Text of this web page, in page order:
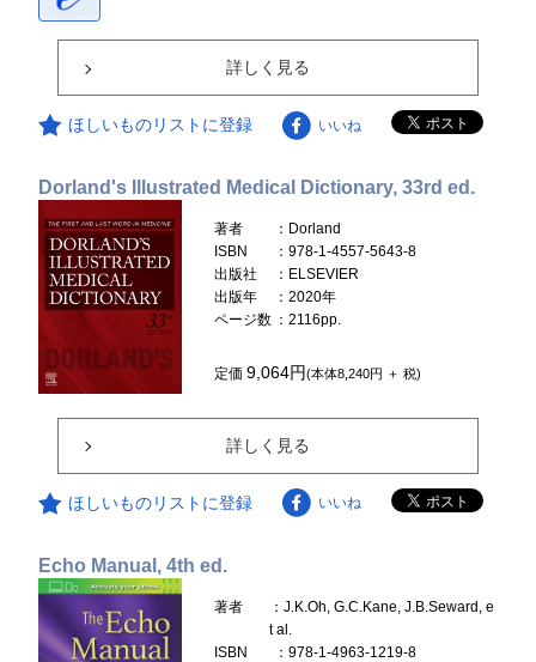
詳しく見る
ほしいものリストに登録 いいね
Dorland's Illustrated Medical Dictionary, 33rd ed.
著者
：Dorland
ISBN
：978-1-4557-5643-8
出版社
：ELSEVIER
出版年
：2020年
ページ数 ：2116pp.
定価9,064円(本体8,240円 ＋ 税)
詳しく見る
ほしいものリストに登録 いいね
Echo Manual, 4th ed.
著者
：J.K.Oh, G.C.Kane, J.B.Seward, e
t al.
ISBN
：978-1-4963-1219-8